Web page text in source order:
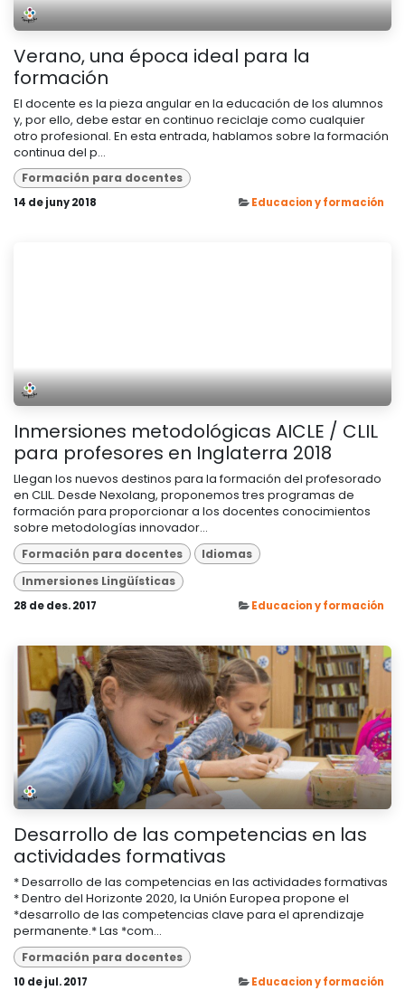
Verano, una época ideal para la
formación
El docente es la pieza angular en la educación de los alumnos
y, por ello, debe estar en continuo reciclaje como cualquier
otro profesional. En esta entrada, hablamos sobre la formación
continua del p...
Formación para docentes
14 de juny 2018 Educacion y formación
Inmersiones metodológicas AICLE / CLIL
para profesores en Inglaterra 2018
Llegan los nuevos destinos para la formación del profesorado
en CLIL. Desde Nexolang, proponemos tres programas de
formación para proporcionar a los docentes conocimientos
sobre metodologías innovador...
Formación para docentes
Idiomas
Inmersiones Lingüísticas
28 de des. 2017 Educacion y formación
Desarrollo de las competencias en las
actividades formativas
* Desarrollo de las competencias en las actividades formativas
* Dentro del Horizonte 2020, la Unión Europea propone el
*desarrollo de las competencias clave para el aprendizaje
permanente.* Las *com...
Formación para docentes
10 de jul. 2017 Educacion y formación